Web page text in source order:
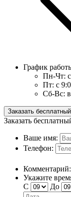
График
Пн-Чт:
Пт: с
Сб-Вс:
Заказать
Заказать
Ваше имя:
Телефон:
Комментарий:
Укажите
С
До